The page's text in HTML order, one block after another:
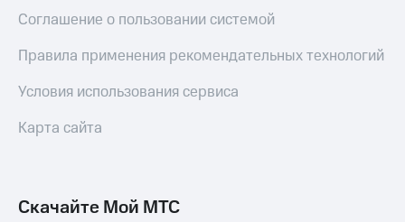
Соглашение о пользовании системой
Правила применения рекомендательных технологий
Условия использования сервиса
Карта сайта
Скачайте Мой МТС